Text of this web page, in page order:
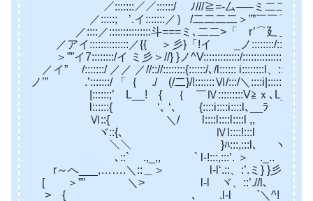
／:::::::／／::::::/ ﾉ///≧=-厶—–ミ二二二心 L
／:::::; ’.イ:::::::／｝ /二二二二＞””￣￣⌒`く二二
／::::／:::::::::::::::斗===ミ､二二>「 r’⌒廴＿＿r-}`
／アイ::::::::::::::／{{ ＞彡}「!イ _ノ::::::::/
＞””イ7::::::::/イ ミ彡＞//} }ノ^V:::::::::::::/
／イ” /:::::::/ ／／ ／//:://::::::::{::::::/､/l:::::: i::::::::l、
ノ’” .’:::::::/ 「｛ ./ (/二}/!:::::::Ⅵ/:::/＼::::i|:::::::;l斗
|::::::;’ L__! { ｛ ￣Ⅳ:::::::::V≧ｘ､L__l
l::::::{ ‘､ ‘､ {::::i::::i::::l､__ﾗ ￣孑爪
Ⅵ::{ ＼/ l::::l::::l::::l ,, ゞ-‘^ /
ヾ::{､ Ⅳl::::!:::l ’ ” ’
＼＼ }ﾊ:::,:::l､ ヽ _ ノ＿ ,::/l
､::` .,_,, ￣` l-!:::,:::’. ＞ ._.. ＜T `//ー
r～へ___,…….＼::＿＞ l-l‘.::、:’.ミ} }
[ ＞”” ＼> l-l ヾ、::’.//l、
> { ､ .l-l `＼^! ‘. .l-l / ＿/